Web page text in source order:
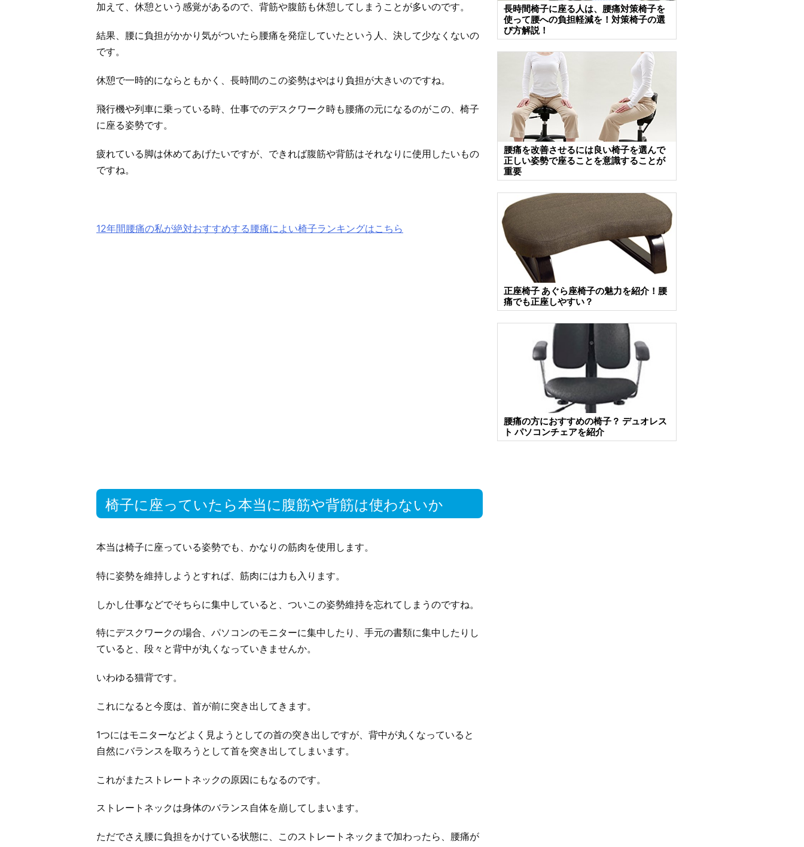
加えて、休憩という感覚があるので、背筋や腹筋も休憩してしまうことが多いのです。
結果、腰に負担がかかり気がついたら腰痛を発症していたという人、決して少なくないの
です。
休憩で一時的にならともかく、長時間のこの姿勢はやはり負担が大きいのですね。
飛行機や列車に乗っている時、仕事でのデスクワーク時も腰痛の元になるのがこの、椅子
に座る姿勢です。
疲れている脚は休めてあげたいですが、できれば腹筋や背筋はそれなりに使用したいもの
ですね。
12年間腰痛の私が絶対おすすめする腰痛によい椅子ランキングはこちら
椅子に座っていたら本当に腹筋や背筋は使わないか
本当は椅子に座っている姿勢でも、かなりの筋肉を使用します。
特に姿勢を維持しようとすれば、筋肉には力も入ります。
しかし仕事などでそちらに集中していると、ついこの姿勢維持を忘れてしまうのですね。
特にデスクワークの場合、パソコンのモニターに集中したり、手元の書類に集中したりし
ていると、段々と背中が丸くなっていきませんか。
いわゆる猫背です。
これになると今度は、首が前に突き出してきます。
1つにはモニターなどよく見ようとしての首の突き出しですが、背中が丸くなっていると
自然にバランスを取ろうとして首を突き出してしまいます。
これがまたストレートネックの原因にもなるのです。
ストレートネックは身体のバランス自体を崩してしまいます。
ただでさえ腰に負担をかけている状態に、このストレートネックまで加わったら、腰痛が
長時間椅子に座る人は、腰痛対策椅子を
使って腰への負担軽減を！対策椅子の選
び方解説！
腰痛を改善させるには良い椅子を選んで
正しい姿勢で座ることを意識することが
重要
正座椅子 あぐら座椅子の魅力を紹介！腰
痛でも正座しやすい？
腰痛の方におすすめの椅子？ デュオレス
ト パソコンチェアを紹介